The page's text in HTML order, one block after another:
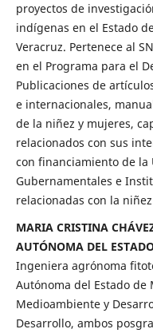
proyectos de
indígenas en el Estado
Veracruz. Pertenece al
en el Programa para el
Publicaciones de
e internacionales,
de la niñez y mujeres,
relacionados con sus
con financiamiento de la
Gubernamentales e
relacionadas con la
MARIA CRISTINA
AUTÓNOMA DEL
Ingeniera agrónoma
Autónoma del Estado
Medioambiente y
Desarrollo, ambos